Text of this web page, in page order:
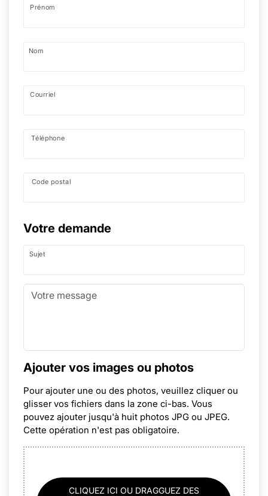
Prénom
Nom
Courriel
Téléphone
Code postal
Votre demande
Sujet
Ajouter vos images ou photos
Pour ajouter une ou des photos, veuillez cliquer ou
glisser vos fichiers dans la zone ci-bas. Vous
pouvez ajouter jusqu'à huit photos JPG ou JPEG.
Cette opération n'est pas obligatoire.
CLIQUEZ ICI OU DRAGGUEZ DES